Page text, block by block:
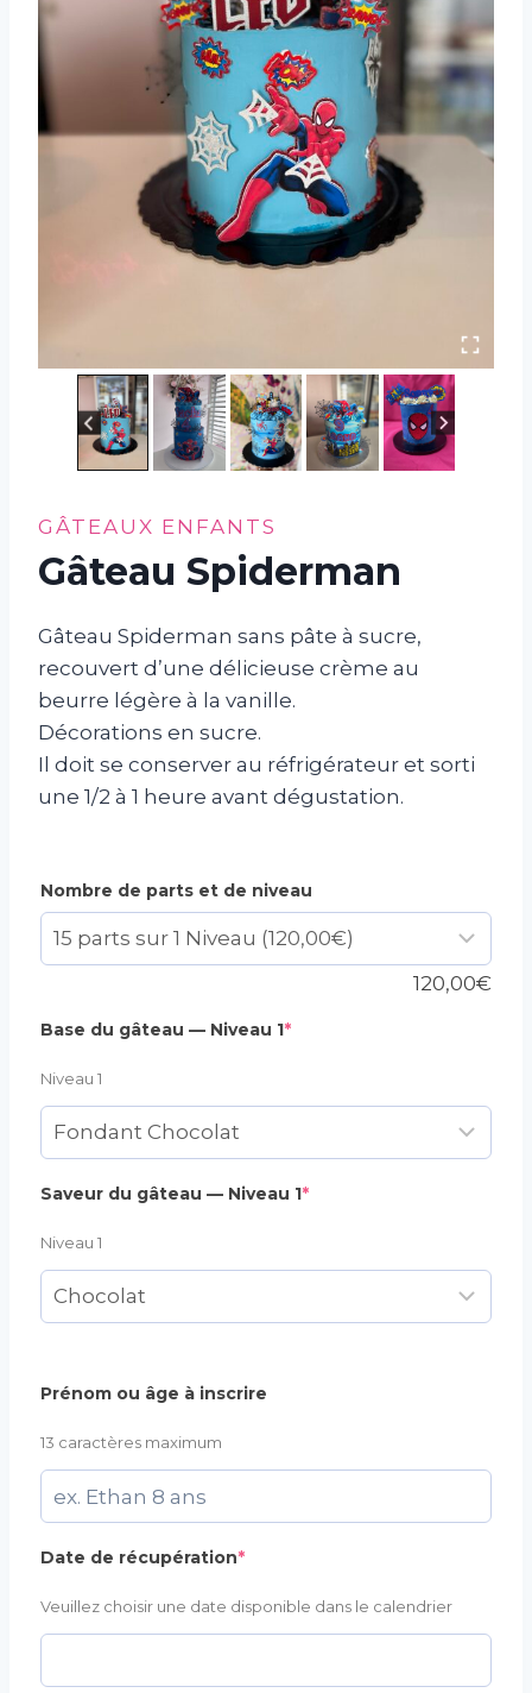
GÂTEAUX ENFANTS
Gâteau Spiderman
Gâteau Spiderman sans pâte à sucre,
recouvert d’une délicieuse crème au
beurre légère à la vanille.
Décorations en sucre.
Il doit se conserver au réfrigérateur et sorti
une 1/2 à 1 heure avant dégustation.
Nombre de parts et de niveau
120,00€
Base du gâteau — Niveau 1*(required)
Niveau 1
Saveur du gâteau — Niveau 1*(required)
Niveau 1
Prénom ou âge à inscrire
13 caractères maximum
Date de récupération*(required)
Veuillez choisir une date disponible dans le calendrier